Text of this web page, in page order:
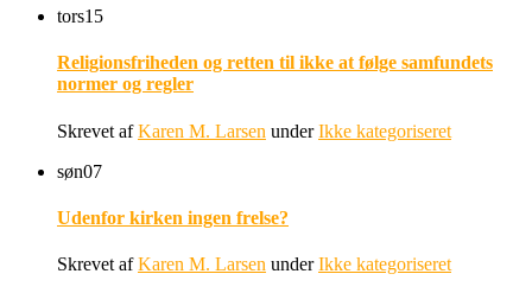
tors15
Religionsfriheden og retten til ikke at følge samfundets
normer og regler
Skrevet afKaren M. Larsen underIkke kategoriseret
søn07
Udenfor kirken ingen frelse?
Skrevet afKaren M. Larsen underIkke kategoriseret